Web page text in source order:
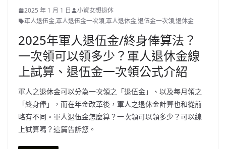
2025 年 1 月 1 日
小資女想退休
軍人退伍金,軍人退伍金一次領,軍人退休金,退伍金一次領,退休金
2025年軍人退伍金/終身俸算法？
一次領可以領多少？軍人退休金線
上試算、退伍金一次領公式介紹
軍人之退休金可以分為一次領之「退伍金」、以及每月領之
「終身俸」，而在年金改革後，軍人之退休金計算也和從前
略有不同。軍人退伍金怎麼算？一次領可以領多少？可以線
上試算嗎？這篇告訴您。